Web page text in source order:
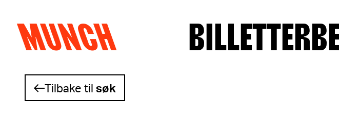
Hopp til innhold
MUNCH BILLETTER
Tilbake tilsøk